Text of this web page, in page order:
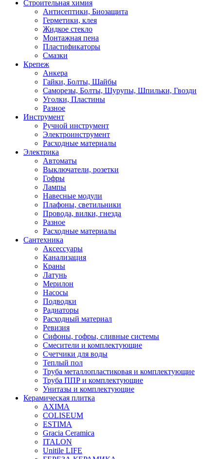
Строительная химия
Антисептики, Биозащита
Герметики, клея
Жидкое стекло
Монтажная пена
Пластификаторы
Смазки
Крепеж
Анкера
Гайки, Болты, Шайбы
Саморезы, Болты, Шурупы, Шпильки, Гвозди
Уголки, Пластины
Разное
Инструмент
Ручной инструмент
Электроинструмент
Расходные материалы
Электрика
Автоматы
Выключатели, розетки
Гофры
Лампы
Навесные модули
Плафоны, светильники
Провода, вилки, гнезда
Разное
Расходные материалы
Сантехника
Аксессуары
Канализация
Краны
Латунь
Мерилон
Насосы
Подводки
Радиаторы
Расходный материал
Ревизия
Сифоны, гофры, сливные системы
Смесители и комплектующие
Счетчики для воды
Теплый пол
Труба металлопластиковая и комплектующие
Труба ППР и комплектующие
Унитазы и комплектующие
Керамическая плитка
AXIMA
COLISEUM
ESTIMA
Gracia Ceramica
ITALON
Unitile LIFE